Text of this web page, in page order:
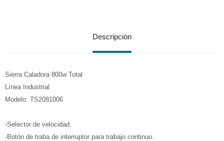
Descripción
Sierra Caladora 800w Total
Línea Industrial
Modelo: TS2081006
-Selector de velocidad.
-Botón de traba de interruptor para trabajo continuo.